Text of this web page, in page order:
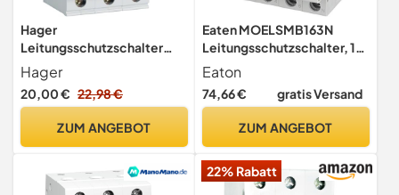
Hager
Leitungsschutzschalter
MBN316 3-polig 6kA B-16A
3M
Hager
20,00 € 22,98 €
ZUM ANGEBOT
Eaten MOELSMB163N
Leitungsschutzschalter, 16
A/3N/B
Eaton
74,66 € gratis Versand
ZUM ANGEBOT
22% Rabatt